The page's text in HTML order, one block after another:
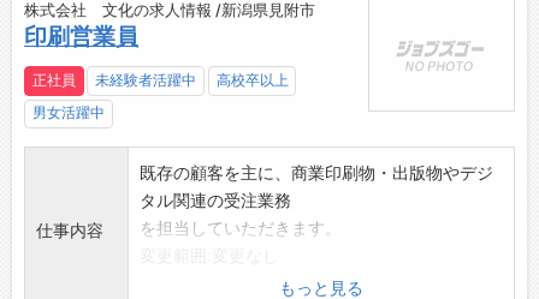
株式会社 文化の求人情報 /新潟県見附市
印刷営業員
正社員 未経験者活躍中
高校卒以上
男女活躍中
仕事内容
既存の顧客を主に、商業印刷物・出版物やデジ
タル関連の受注業務
を担当していただきます。
もっと見る